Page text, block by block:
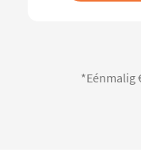
*Eénmalig